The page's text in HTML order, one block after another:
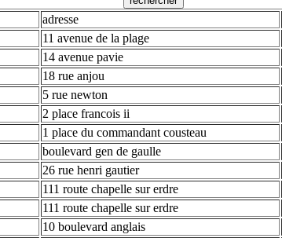
adresse
11 avenue de la plage
14 avenue pavie
18 rue anjou
5 rue newton
2 place francois ii
1 place du commandant cousteau
boulevard gen de gaulle
26 rue henri gautier
111 route chapelle sur erdre
111 route chapelle sur erdre
10 boulevard anglais